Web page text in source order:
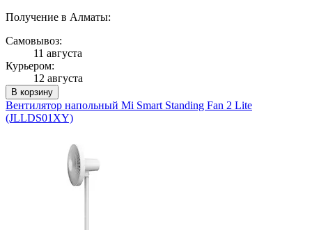
Получение в Алматы:
Самовывоз:
11 августа
Курьером:
12 августа
В корзину
Вентилятор напольный Mi Smart Standing Fan 2 Lite
(JLLDS01XY)